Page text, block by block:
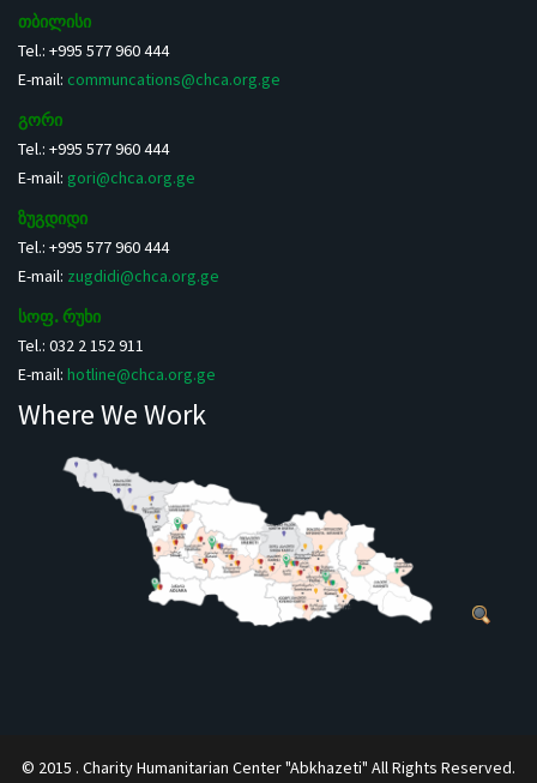
თბილისი
Tel.: +995 577 960 444
E-mail: communcations@chca.org.ge
გორი
Tel.: +995 577 960 444
E-mail: gori@chca.org.ge
ზუგდიდი
Tel.: +995 577 960 444
E-mail: zugdidi@chca.org.ge
სოფ. რუხი
Tel.: 032 2 152 911
E-mail: hotline@chca.org.ge
Where We Work
© 2015 . Charity Humanitarian Center "Abkhazeti" All Rights Reserved.